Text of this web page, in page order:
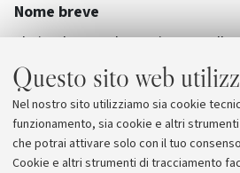
Questo sito web
Nel nostro sito utilizziamo sia cookie
funzionamento, sia cookie e altri
che potrai attivare solo con il tuo
Cookie e altri strumenti di tracciamento
Nome breve
al-via-almamathematica-per-